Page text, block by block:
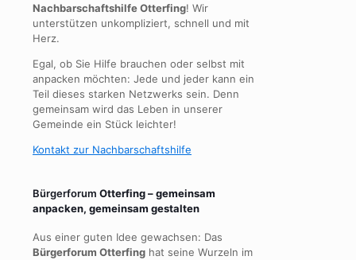
Nachbarschaftshilfe Otterfing! Wir
unterstützen unkompliziert, schnell und mit
Herz.
Egal, ob Sie Hilfe brauchen oder selbst mit
anpacken möchten: Jede und jeder kann ein
Teil dieses starken Netzwerks sein. Denn
gemeinsam wird das Leben in unserer
Gemeinde ein Stück leichter!
Kontakt zur Nachbarschaftshilfe
Bürgerforum Otterfing – gemeinsam
anpacken, gemeinsam gestalten
Aus einer guten Idee gewachsen: Das
Bürgerforum Otterfing hat seine Wurzeln im